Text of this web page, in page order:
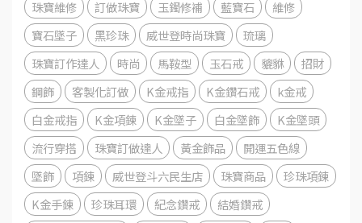
珠寶維修 訂做珠寶 玉鐲修補 藍寶石
維修
寶石墜子
黑珍珠 威世登時尚珠寶
琉璃
珠寶訂作達人
時尚 馬鞍型 玉石戒 貔貅
招財
鋼飾
客製化訂做 K金戒指 K金鑽石戒
k金戒
白金戒指
K金項鍊 K金墜子 白金墜飾
K金墜頭
流行穿搭
珠寶訂做達人 黃金飾品
開運五色線
墜飾
項鍊 威世登斗六民生店 珠寶商品
珍珠項鍊
K金手鍊
珍珠耳環 紀念鑽戒
結婚鑽戒